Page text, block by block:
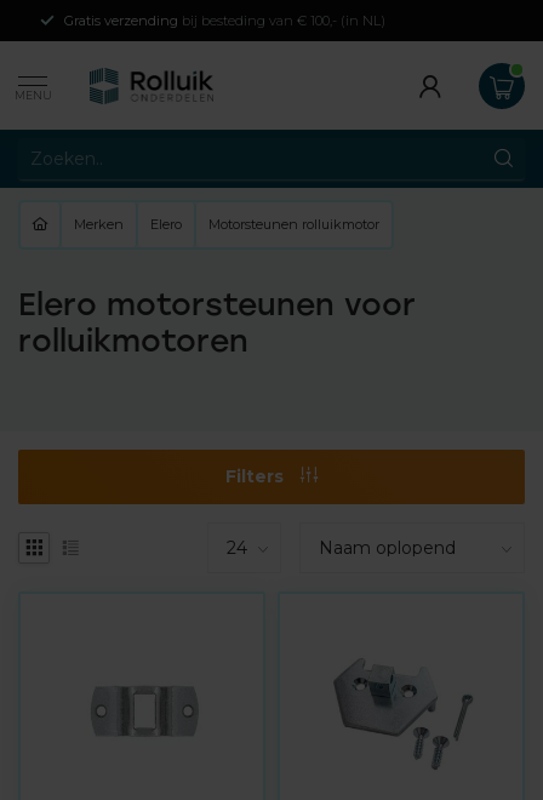
Gratis verzending bij besteding van € 100,- (in NL)
MENU
Merken Elero Motorsteunen rolluikmotor
Elero motorsteunen voor
rolluikmotoren
Filters